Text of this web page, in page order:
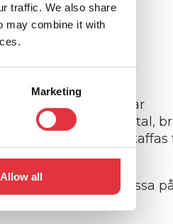
traffic. We also share
may combine it with
Marketing
Allow all
infördes 2018 har
den. Otaliga samtal,
Malusskatten avskaffas
fordon. Så passa